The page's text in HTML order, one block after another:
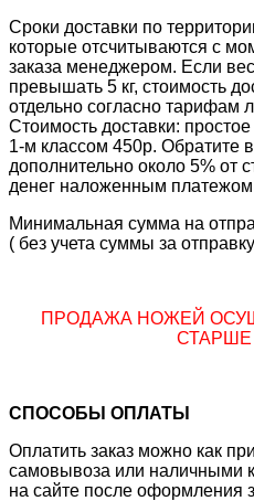
Сроки доставки по
которые отсчитываются с
заказа менеджером. Если
превышать 5 кг, стоимость
отдельно согласно тарифам
Стоимость доставки:
1-м классом 450р. Обратите
дополнительно около 5% от
денег наложенным платежом
Минимальная сумма на
( без учета суммы за
ПРОДАЖА НОЖЕЙ
СТАРШЕ
СПОСОБЫ ОПЛАТЫ
Оплатить заказ можно как
самовывоза или наличными
на сайте после оформления